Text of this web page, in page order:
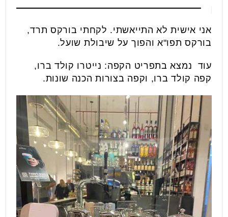
אני אישית לא התייאשתי. לקחתי בורקס תרד,
בורקס תפו"א והפוך על שיבולת שועל.
עוד נמצא בתפריט הקפה: נייטרו קולד ברו,
קפה קולד ברו, וקפה בצורות הכנה שונות.